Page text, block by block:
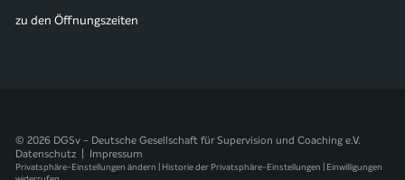
zu den Öffnungszeiten
© 2026 DGSv - Deutsche Gesellschaft für Supervision und Coaching e.V.
Datenschutz
Impressum
Privatsphäre-Einstellungen ändern | Historie der Privatsphäre-Einstellungen | Einwilligungen